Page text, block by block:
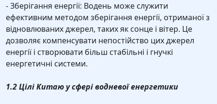
- Зберігання енергії: Водень може служити
ефективним методом зберігання енергії, отриманої з
відновлюваних джерел, таких як сонце і вітер. Це
дозволяє компенсувати непостійство цих джерел
енергії і створювати більш стабільні і гнучкі
енергетичні системи.
1.2 Цілі Китаю у сфері водневої енергетики